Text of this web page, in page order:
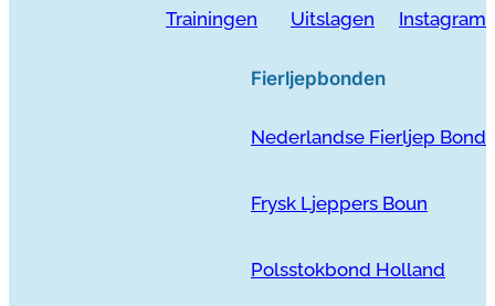
Trainingen Uitslagen Instagram
Fierljepbonden
Nederlandse Fierljep Bond
Frysk Ljeppers Boun
Polsstokbond Holland